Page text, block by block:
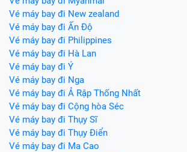
Vé máy bay đi New zealand
Vé máy bay đi Ấn Độ
Vé máy bay đi Philippines
Vé máy bay đi Hà Lan
Vé máy bay đi Ý
Vé máy bay đi Nga
Vé máy bay đi Ả Rập Thống Nhất
Vé máy bay đi Cộng hòa Séc
Vé máy bay đi Thụy Sĩ
Vé máy bay đi Thụy Điển
Vé máy bay đi Ma Cao